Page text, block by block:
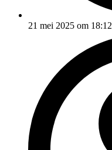
21 mei 2025 om 18:12